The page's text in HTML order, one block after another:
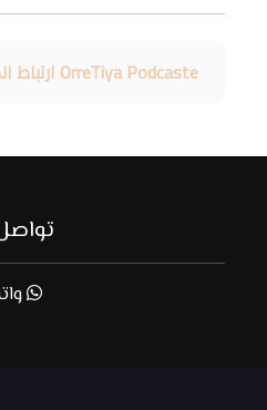
OrreTiya Podcaste ارتباط المدرسة بالحياة